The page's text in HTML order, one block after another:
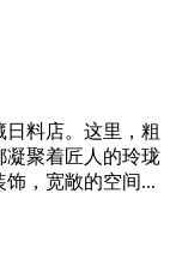
料店。这里，粗
凝聚着匠人的玲珑
，宽敞的空间...